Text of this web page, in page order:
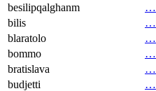
besilipqalghanm
…
bilis
…
blaratolo
…
bommo
…
bratislava
…
budjetti
…